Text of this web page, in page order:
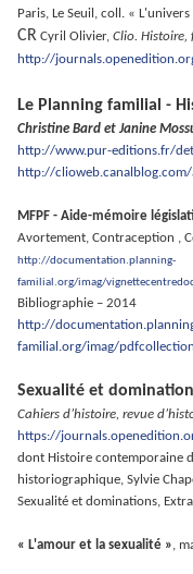
Paris, Le Seuil, coll. «
CR Cyril Olivier, Clio. Histoire‚
http://
Le Planning familial -
Christine Bard et Janine
http://www.pur-editions.fr/
http://
MFPF - Aide-mémoire
Avortement, Contraception ,
http://documentation.planning-
familial.org/imag/
Bibliographie – 2014
http://
familial.org/imag/
Sexualité et
Cahiers d’histoire, revue
https://
dont Histoire contemporaine
historiographique, Sylvie
Sexualité et dominations,
« L'amour et la sexualité »,